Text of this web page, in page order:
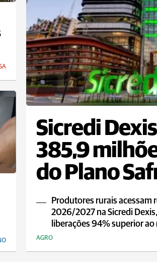
Sicredi
385,9
do Plano
Produtores rurais acessam
2026/2027 na Sicredi
liberações 94% superior
AGRO